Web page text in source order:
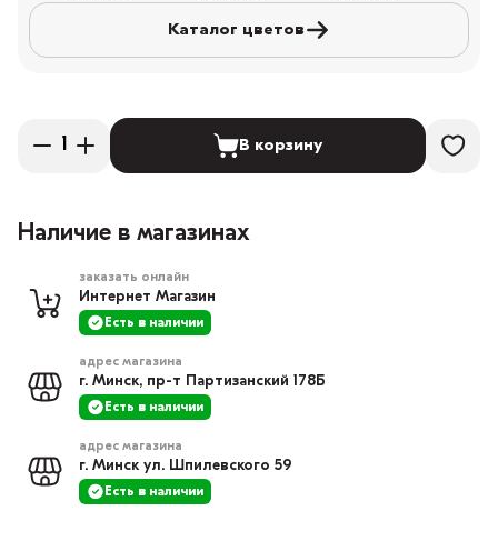
Каталог цветов
В корзину
Наличие в магазинах
заказать онлайн
Интернет Магазин
Есть в наличии
адрес магазина
г. Минск, пр-т Партизанский 178Б
Есть в наличии
адрес магазина
г. Минск ул. Шпилевского 59
Есть в наличии